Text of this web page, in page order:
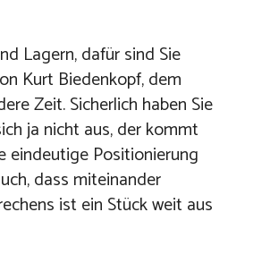
Lagern, dafür sind Sie
Kurt Biedenkopf, dem
Zeit. Sicherlich haben Sie
ja nicht aus, der kommt
eindeutige Positionierung
dass miteinander
ist ein Stück weit aus